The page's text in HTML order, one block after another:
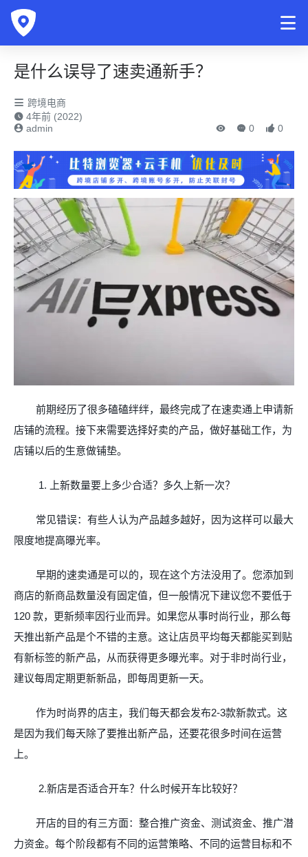
是什么误导了速卖通新手？
跨境电商
4年前 (2022)
admin
0 0
前期经历了很多磕磕绊绊，最终完成了在速卖通上申请新
店铺的流程。接下来需要选择好卖的产品，做好基础工作，为
店铺以后的生意做铺垫。
1. 上新数量要上多少合适？多久上新一次？
常见错误：有些人认为产品越多越好，因为这样可以最大
限度地提高曝光率。
早期的速卖通是可以的，现在这个方法没用了。您添加到
商店的新商品数量没有固定值，但一般情况下建议您不要低于
120 款，更新频率因行业而异。如果您从事时尚行业，那么每
天推出新产品是个不错的主意。这让店员平均每天都能买到贴
有新标签的新产品，从而获得更多曝光率。对于非时尚行业，
建议每周定期更新新品，即每周更新一天。
作为时尚界的店主，我们每天都会发布2-3款新款式。这
是因为我们每天除了要推出新产品，还要花很多时间在运营
上。
2.新店是否适合开车？什么时候开车比较好？
开店的目的有三方面：整合推广资金、测试资金、推广潜
力资金。每个阶段都有不同的运营策略、不同的运营目标和不